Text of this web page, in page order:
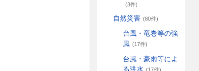
(3件)
自然災害 (80件)
台風・竜巻等の強
風 (17件)
台風・豪雨等によ
る洪水 (17件)